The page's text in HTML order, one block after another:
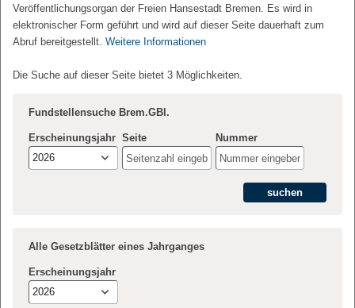
Veröffentlichungsorgan der Freien Hansestadt Bremen. Es wird in
elektronischer Form geführt und wird auf dieser Seite dauerhaft zum
Abruf bereitgestellt. Weitere Informationen
Die Suche auf dieser Seite bietet 3 Möglichkeiten.
Fundstellensuche Brem.GBl.
Erscheinungsjahr
2026
Seite Nummer
Alle Gesetzblätter eines Jahrganges
Erscheinungsjahr
2026